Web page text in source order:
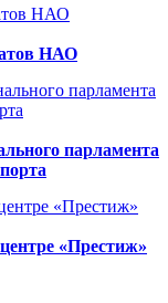
НАО
парламента
«Престиж»